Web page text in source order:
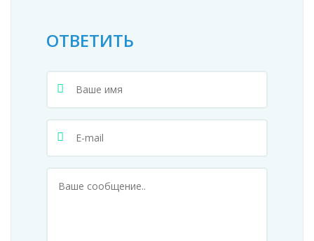
ОТВЕТИТЬ